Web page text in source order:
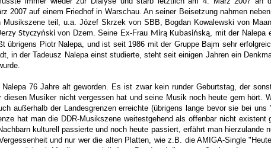
2007 auf einem Friedhof in Warschau. An seiner Beisetzung nahmen
teil, u.a. Józef Skrzek von SBB, Bogdan Kowalewski von
Styczyński von Dzem. Seine Ex-Frau Mirą Kubasińską, mit der Nalepa
übrigens Piotr Nalepa, und ist seit 1986 mit der Gruppe Bajm sehr
in der Tadeusz Nalepa einst studierte, steht seit einigen Jahren ein
76 Jahre alt geworden. Es ist zwar kein runder Geburtstag, der
Musiker nicht vergessen hat und seine Musik noch heute gern hört.
der Landesgrenzen erreichte (übrigens lange bevor sie bei
hat man die DDR-Musikszene weitestgehend als offenbar nicht
kulturell passierte und noch heute passiert, erfährt man hierzulande
und nur wer die alten Platten, wie z.B. die AMIGA-Single